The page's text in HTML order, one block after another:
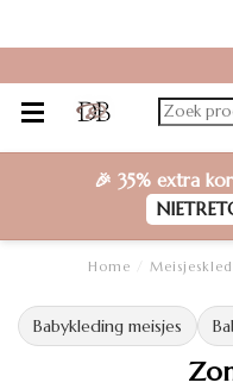
🎉 35% extra
Home
Babykleding meisjes